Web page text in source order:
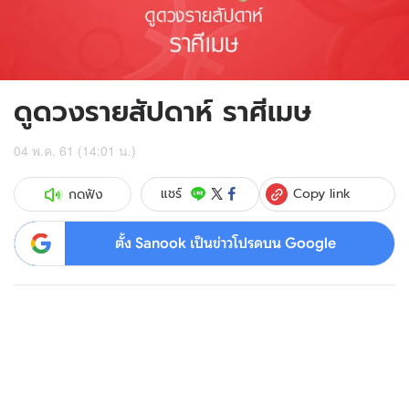
ดูดวงรายสัปดาห์ ราศีเมษ
04 พ.ค. 61 (14:01 น.)
กดฟัง แชร์ Copy link
ตั้ง Sanook เป็นข่าวโปรดบน Google